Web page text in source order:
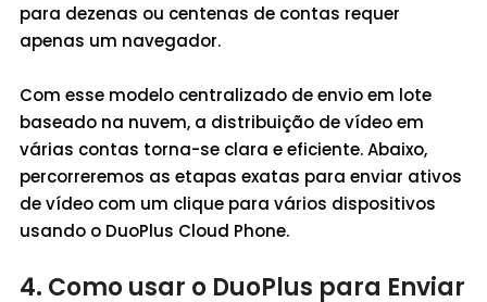
para dezenas ou centenas de contas requer
apenas um navegador.
Com esse modelo centralizado de envio em lote
baseado na nuvem, a distribuição de vídeo em
várias contas torna-se clara e eficiente. Abaixo,
percorreremos as etapas exatas para enviar ativos
de vídeo com um clique para vários dispositivos
usando o DuoPlus Cloud Phone.
4. Como usar o DuoPlus para Enviar